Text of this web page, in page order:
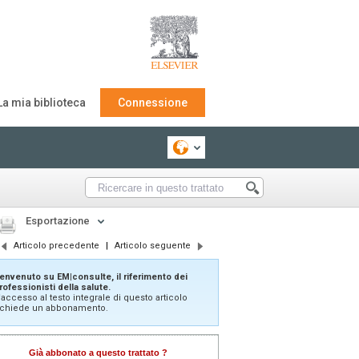
mia biblioteca Connessione
Esportazione
Articolo precedente | Articolo seguente
su EM|consulte, il riferimento dei
della salute.
al testo integrale di questo articolo
un abbonamento.
Già abbonato a questo trattato ?